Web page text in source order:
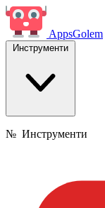
AppsGolem
Инструменти
№ Инструменти